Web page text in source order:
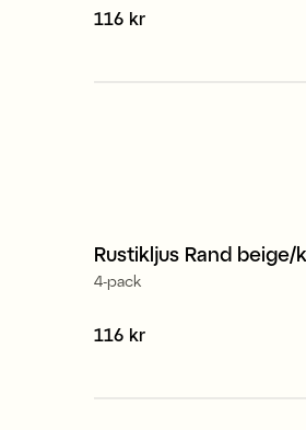
Pris :116 kr
116 kr
Rustikljus Rand beige/
4-pack
Pris :116 kr
116 kr